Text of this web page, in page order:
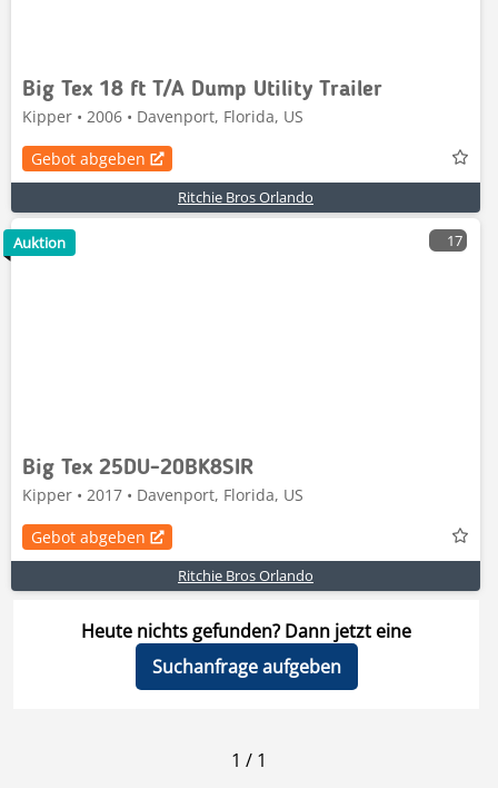
Big Tex 18 ft T/A Dump Utility Trailer
Kipper • 2006 • Davenport, Florida, US
Gebot abgeben
Ritchie Bros Orlando
17
Big Tex 25DU-20BK8SIR
Kipper • 2017 • Davenport, Florida, US
Gebot abgeben
Ritchie Bros Orlando
Auktion
Heute nichts gefunden? Dann jetzt eine
Suchanfrage aufgeben
1 / 1